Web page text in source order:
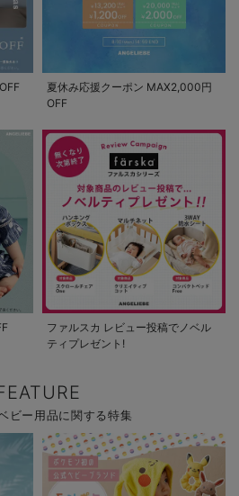
夏休み応援クーポン MAX2,000円
OFF
ファルスカ レビュー投稿でノベル
ティプレゼント!
ビー用品に関する特集